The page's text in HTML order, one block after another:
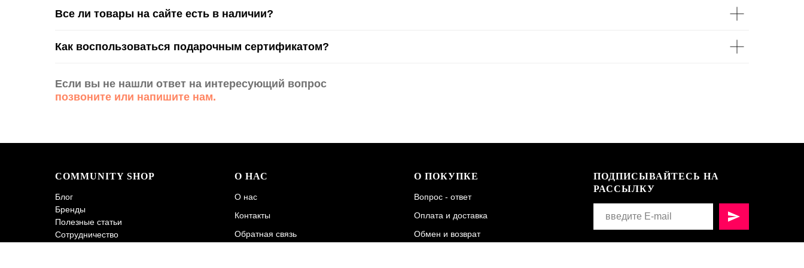
Все ли товары на сайте есть в наличии?
Как воспользоваться подарочным сертификатом?
Если вы не нашли ответ на интересующий вопрос
позвоните или напишите нам.
COMMUNITY SHOP
Блог
Бренды
Полезные статьи
Сотрудничество
О НАС
О нас
Контакты
Обратная связь
О ПОКУПКЕ
Вопрос - ответ
Оплата и доставка
Обмен и возврат
ПОДПИСЫВАЙТЕСЬ НА
РАССЫЛКУ